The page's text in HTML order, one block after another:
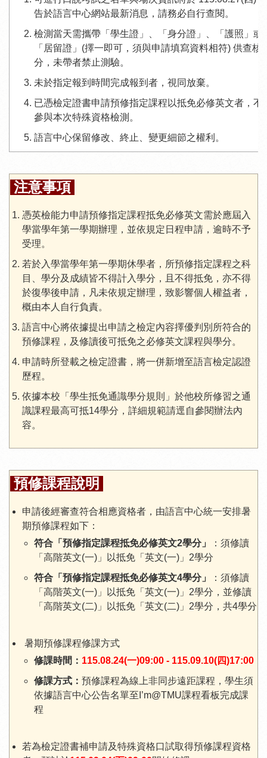
告於語言中心網站最新消息，請務必自行查閱。
檢測當天需攜帶「學生證」、「身分證」、「護照」或
「居留證」(擇一即可，須與申請填寫資料相符) 供查核
分，未帶者禁止測驗。
未於指定報到時間完成報到者，視同放棄。
已憑檢定證書申請預修指定課程以抵免必修英文者，不
參與本次特殊資格檢測。
語言中心保留修改、終止、變更細節之權利。
注意事項
憑英檢能力申請預修指定課程抵免必修英文需於應屆入
學當學年第一學期辦理，並依規定日程申請，逾時不予
受理。
若於入學當學年第一學期休學者，所預修指定課程之科
目、學分及成績皆不得計入學分，且不得抵免，亦不得
於復學後申請，凡未依規定辦理，致影響個人權益者，
概由本人自行負責。
語言中心將依據提出申請之檢定內容擇優判別所符合的
預修課程，及修讀後可抵免之必修英文課程與學分。
申請時所登載之檢定證書，將一併新增至語言檢定認證
歷程。
依據本校「學生抵免通識學分規則」於他校所修習之通
識課程最高可抵14學分，詳細規範請逕自參閱辦法內
容。
預修課程說明
申請後經審查符合相應資格者，由語言中心統一安排暑
期預修課程如下：
符合「預修指定課程抵免必修英文2學分」
：須修讀
「高階英文(一)」以抵免「英文(一)」2學分
符合「預修指定課程抵免必修英文4學分」
：須修讀
「高階英文(一)」以抵免「英文(一)」2學分，並修讀
「高階英文(二)」以抵免「英文(二)」2學分，共4學分
暑期預修課程修課方式
修課時間： 115.08.24(一)09:00 - 115.09.10(四)17:00
修課方式： 預修課程為線上非同步遠距課程，學生須
依據語言中心公告名單至I’m@TMU課程看板完成課
程
若為檢定證書補申請及特殊資格口試取得預修課程資格